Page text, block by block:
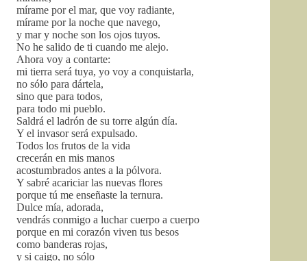
mírame por el mar, que voy radiante,
mírame por la noche que navego,
y mar y noche son los ojos tuyos.
No he salido de ti cuando me alejo.
Ahora voy a contarte:
mi tierra será tuya, yo voy a conquistarla,
no sólo para dártela,
sino que para todos,
para todo mi pueblo.
Saldrá el ladrón de su torre algún día.
Y el invasor será expulsado.
Todos los frutos de la vida
crecerán en mis manos
acostumbrados antes a la pólvora.
Y sabré acariciar las nuevas flores
porque tú me enseñaste la ternura.
Dulce mía, adorada,
vendrás conmigo a luchar cuerpo a cuerpo
porque en mi corazón viven tus besos
como banderas rojas,
y si caigo, no sólo